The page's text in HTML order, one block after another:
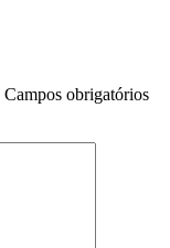
Campos obrigatórios